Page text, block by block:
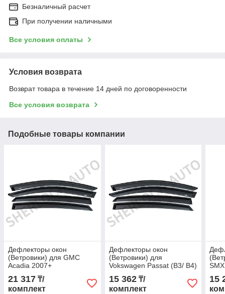
Безналичный расчет
При получении наличными
Все условия оплаты
Условия возврата
Возврат товара в течение 14 дней по договоренности
Все условия возврата
Подобные товары компании
Дефлекторы окон
(Ветровики) для GMC
Acadia 2007+
21 317 ₸/
комплект
Дефлекторы окон
(Ветровики) для
Vokswagen Passat (B3/ B4)
1988-1996 седан
15 362₸/
комплект
15